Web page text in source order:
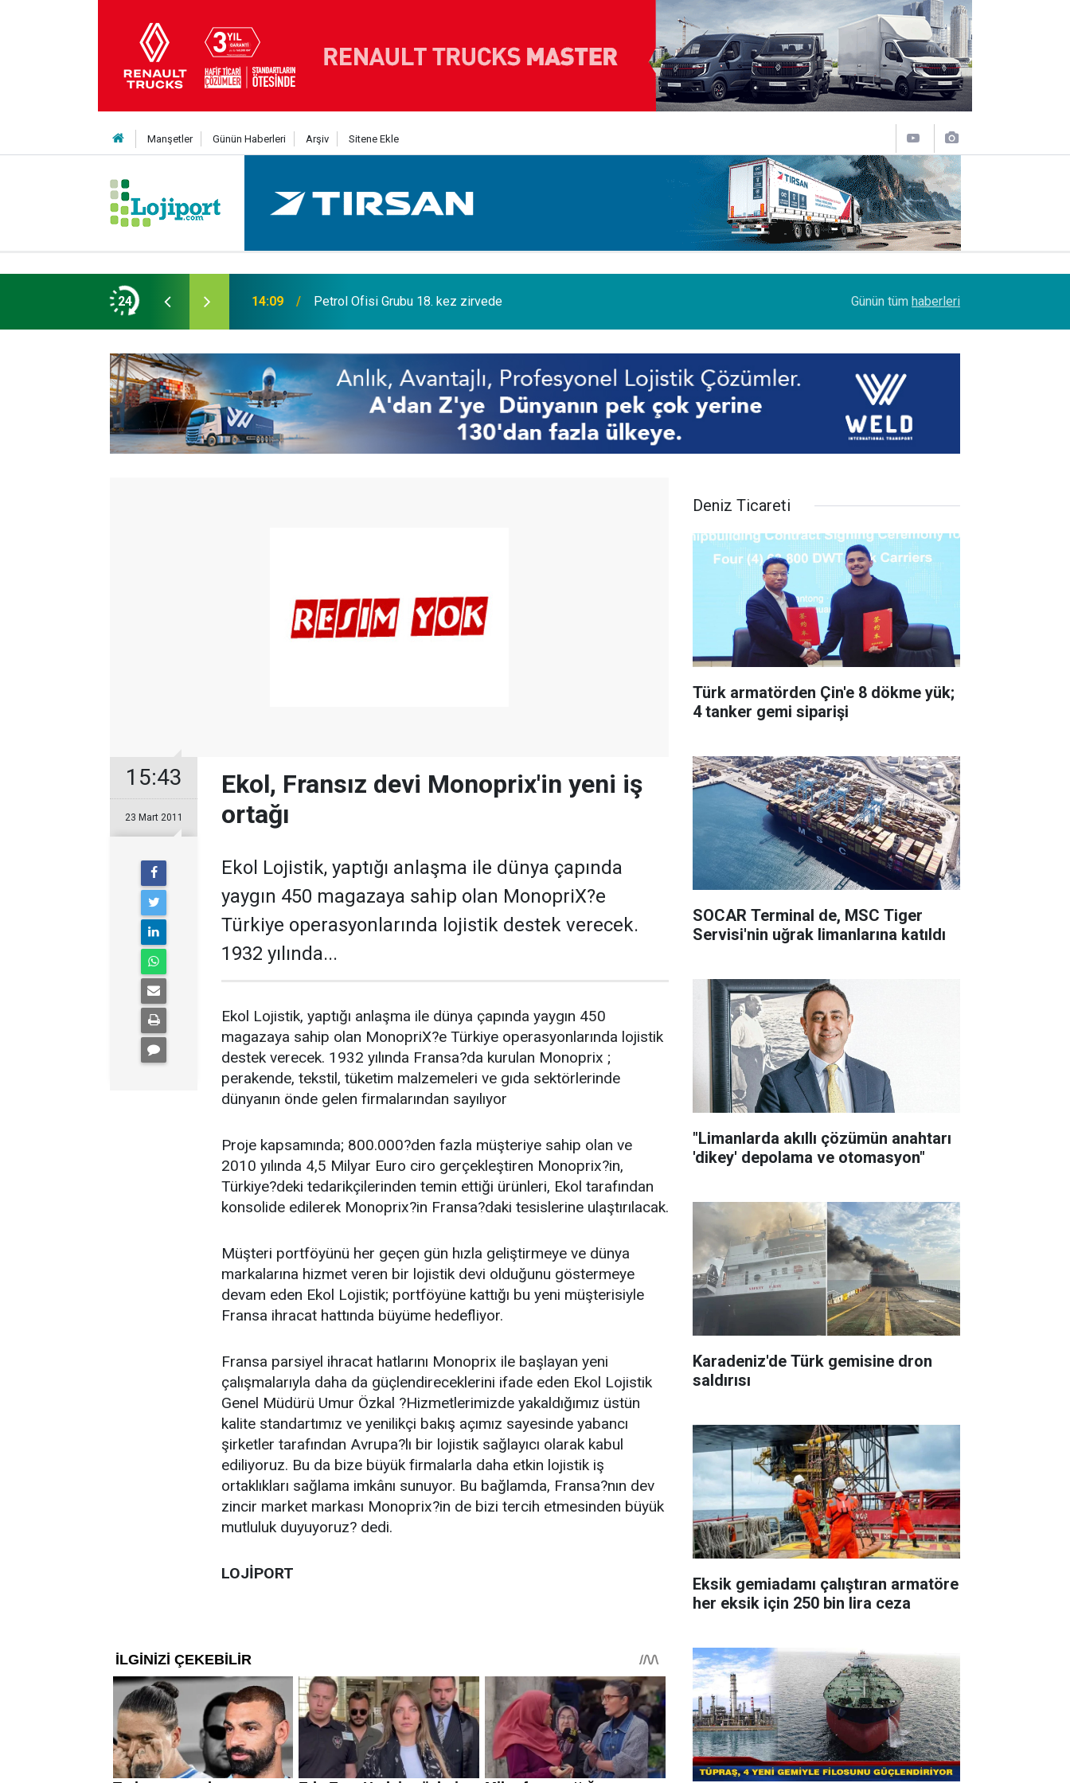
Manşetler Günün Haberleri Arşiv Sitene Ekle
24
1.199.000 TL’den başlayan fiyatlarla 14:09 Petrol Ofisi Grubu 18. kez zirvede Tur Transit Lojistik, filosuna 50 Mercedes-
Günün tüm haberleri
15:43
23 Mart 2011
Ekol, Fransız devi Monoprix'in yeni iş
ortağı
Ekol Lojistik, yaptığı anlaşma ile dünya çapında
yaygın 450 magazaya sahip olan MonopriX?e
Türkiye operasyonlarında lojistik destek verecek.
1932 yılında...
Ekol Lojistik, yaptığı anlaşma ile dünya çapında yaygın 450
magazaya sahip olan MonopriX?e Türkiye operasyonlarında lojistik
destek verecek. 1932 yılında Fransa?da kurulan Monoprix ;
perakende, tekstil, tüketim malzemeleri ve gıda sektörlerinde
dünyanın önde gelen firmalarından sayılıyor
Proje kapsamında; 800.000?den fazla müşteriye sahip olan ve
2010 yılında 4,5 Milyar Euro ciro gerçekleştiren Monoprix?in,
Türkiye?deki tedarikçilerinden temin ettiği ürünleri, Ekol tarafından
konsolide edilerek Monoprix?in Fransa?daki tesislerine ulaştırılacak.
Müşteri portföyünü her geçen gün hızla geliştirmeye ve dünya
markalarına hizmet veren bir lojistik devi olduğunu göstermeye
devam eden Ekol Lojistik; portföyüne kattığı bu yeni müşterisiyle
Fransa ihracat hattında büyüme hedefliyor.
Fransa parsiyel ihracat hatlarını Monoprix ile başlayan yeni
çalışmalarıyla daha da güçlendireceklerini ifade eden Ekol Lojistik
Genel Müdürü Umur Özkal ?Hizmetlerimizde yakaldığımız üstün
kalite standartımız ve yenilikçi bakış açımız sayesinde yabancı
şirketler tarafından Avrupa?lı bir lojistik sağlayıcı olarak kabul
ediliyoruz. Bu da bize büyük firmalarla daha etkin lojistik iş
ortaklıkları sağlama imkânı sunuyor. Bu bağlamda, Fransa?nın dev
zincir market markası Monoprix?in de bizi tercih etmesinden büyük
mutluluk duyuyoruz? dedi.
LOJİPORT
Deniz Ticareti
Türk armatörden Çin'e 8 dökme yük;
4 tanker gemi siparişi
SOCAR Terminal de, MSC Tiger
Servisi'nin uğrak limanlarına katıldı
"Limanlarda akıllı çözümün anahtarı
'dikey' depolama ve otomasyon"
Karadeniz'de Türk gemisine dron
saldırısı
Eksik gemiadamı çalıştıran armatöre
her eksik için 250 bin lira ceza